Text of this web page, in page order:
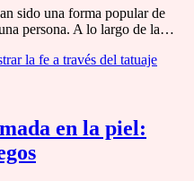
sido una forma popular de
persona. A lo largo de la…
la fe a través del tatuaje
en la piel: